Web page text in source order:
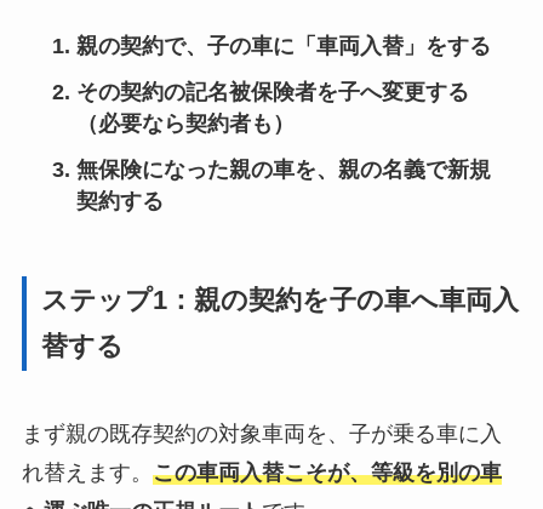
親の契約で、子の車に「車両入替」をする
その契約の記名被保険者を子へ変更する
（必要なら契約者も）
無保険になった親の車を、親の名義で新規
契約する
ステップ1：親の契約を子の車へ車両入
替する
まず親の既存契約の対象車両を、子が乗る車に入
れ替えます。 この車両入替こそが、等級を別の車